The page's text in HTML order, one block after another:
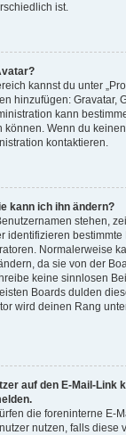
ist.
kannst du unter
hinzufügen: Gravatar,
kann
können. Wenn du
kontaktieren.
kann ich ihn ändern?
stehen,
identifizieren bestimmte
Normalerweise
da sie von der
keine sinnlosen
Boards dulden
wird deinen Rang
auf den E-Mail-Link
die foreninterne E-
nutzen, falls diese